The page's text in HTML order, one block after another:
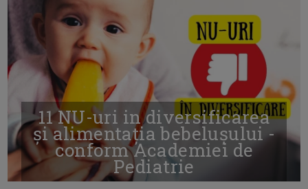
11 NU-uri in diversificarea
și alimentația bebelușului -
conform Academiei de
Pediatrie